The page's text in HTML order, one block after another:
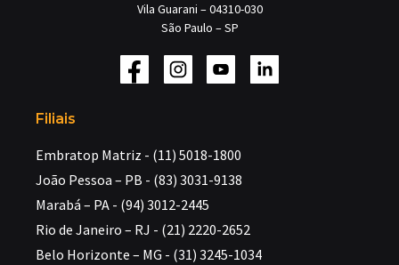
Vila Guarani – 04310-030
São Paulo – SP
Filiais
Embratop Matriz - (11) 5018-1800
João Pessoa – PB - (83) 3031-9138
Marabá – PA - (94) 3012-2445
Rio de Janeiro – RJ - (21) 2220-2652
Belo Horizonte – MG - (31) 3245-1034